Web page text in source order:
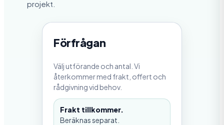
projekt.
Förfrågan
Välj utförande och antal. Vi
återkommer med frakt, offert och
rådgivning vid behov.
Frakt tillkommer.
Beräknas separat.